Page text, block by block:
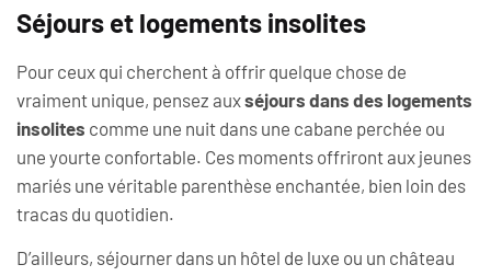
Séjours et logements insolites
Pour ceux qui cherchent à offrir quelque chose de
vraiment unique, pensez auxséjours dans des logements
insolites comme une nuit dans une cabane perchée ou
une yourte confortable. Ces moments offriront aux jeunes
mariés une véritable parenthèse enchantée, bien loin des
tracas du quotidien.
D’ailleurs, séjourner dans un hôtel de luxe ou un château